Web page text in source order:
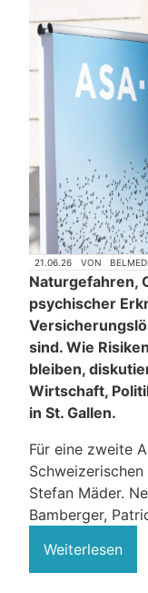
21.06.26 VON
Naturgefahren,
psychischer
sind. Wie
bleiben,
Wirtschaft,
in St. Gallen.
Für eine zweite
Stefan Mäder.
Bamberger,
Weiterlesen